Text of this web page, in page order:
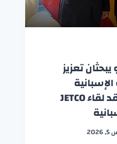
تعزيز
الإسبانية
ويستعدان لعقد لقاء JETCO